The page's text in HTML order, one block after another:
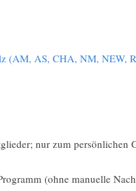
(AM, AS, CHA, NM, NEW,
nur zum persönlichen
(ohne manuelle